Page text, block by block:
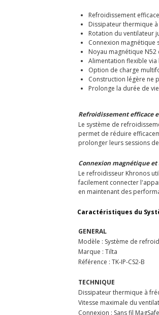
Refroidissement
Dissipateur thermique
Rotation du ventilateur
Connexion magnétique
Noyau magnétique
Alimentation flexible via
Option de charge
Construction légère ne
Prolonge la durée de
Refroidissement efficace
Le système de
permet de réduire
prolonger leurs sessions
Connexion magnétique
Le refroidisseur Khronos
facilement connecter
en maintenant des
Caractéristiques du
GENERAL
Modèle : Système de
Marque : Tilta
Référence : TK-IP-CS2-B
TECHNIQUE
Dissipateur thermique à
Vitesse maximale du
Connexion : Sans fil MagSafe